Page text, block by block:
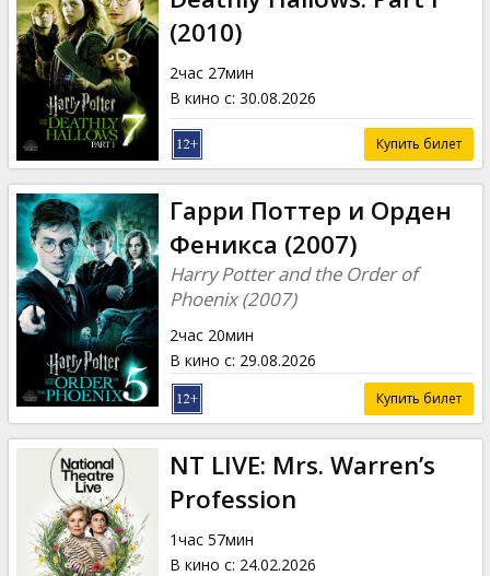
Кинозакуски
B2B
Клуб
(2010)
2час 27мин
В кино с: 30.08.2026
Купить билет
Гарри Поттер и Орден
Феникса (2007)
Harry Potter and the Order of
Phoenix (2007)
2час 20мин
В кино с: 29.08.2026
Купить билет
NT LIVE: Mrs. Warren’s
Profession
1час 57мин
В кино с: 24.02.2026